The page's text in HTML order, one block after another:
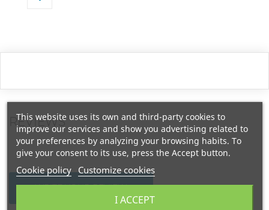
REVIEWS
WRITE YOUR REVIEW
This website uses its own and third-party cookies to
improve our services and show you advertising related to
your preferences by analyzing your browsing habits. To
give your consent to its use, press the Accept button.
Cookie policy Customize cookies
I ACCEPT